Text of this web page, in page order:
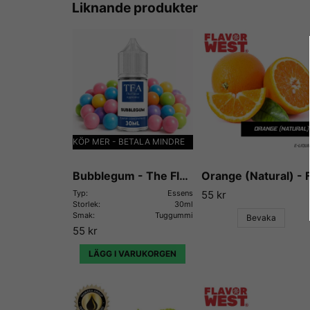
Liknande produkter
KÖP MER - BETALA MINDRE
Bubblegum - The Flavor Apprentice
Typ:
Essens
Storlek:
30ml
Smak:
Tuggummi
55 kr
LÄGG I VARUKORGEN
55 kr
Bevaka